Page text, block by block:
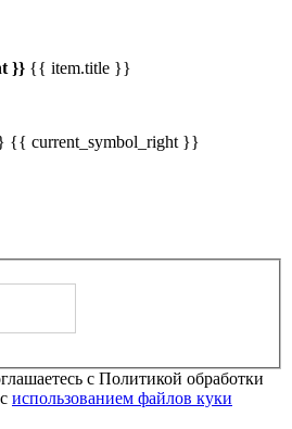
}} {{ item.title }}
{{ current_symbol_right }}
с Политикой обработки
использованием файлов куки